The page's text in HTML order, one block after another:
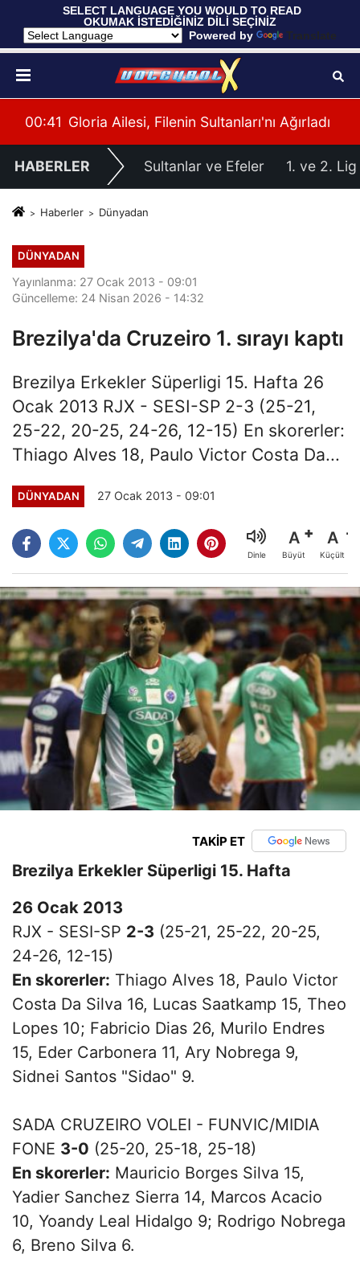
SELECT LANGUAGE YOU WOULD TO READ
OKUMAK İSTEDİĞİNİZ DİLİ SEÇİNİZ
Powered by
Translate
00:41 Gloria Ailesi, Filenin Sultanları'nı Ağırladı
HABERLER Sultanlar ve Efeler 1. ve 2. Lig
Haberler Dünyadan
DÜNYADAN
Yayınlanma: 27 Ocak 2013 - 09:01
Güncelleme: 24 Nisan 2026 - 14:32
Brezilya'da Cruzeiro 1. sırayı kaptı
Brezilya Erkekler Süperligi 15. Hafta 26
Ocak 2013 RJX - SESI-SP 2-3 (25-21,
25-22, 20-25, 24-26, 12-15) En skorerler:
Thiago Alves 18, Paulo Victor Costa Da...
DÜNYADAN 27 Ocak 2013 - 09:01
Dinle
A
Büyüt
A
Küçült
TAKİP ET
Brezilya Erkekler Süperligi 15. Hafta
26 Ocak 2013
RJX - SESI-SP 2-3 (25-21, 25-22, 20-25,
24-26, 12-15)
En skorerler: Thiago Alves 18, Paulo Victor
Costa Da Silva 16, Lucas Saatkamp 15, Theo
Lopes 10; Fabricio Dias 26, Murilo Endres
15, Eder Carbonera 11, Ary Nobrega 9,
Sidnei Santos "Sidao" 9.
SADA CRUZEIRO VOLEI - FUNVIC/MIDIA
FONE 3-0 (25-20, 25-18, 25-18)
En skorerler: Mauricio Borges Silva 15,
Yadier Sanchez Sierra 14, Marcos Acacio
10, Yoandy Leal Hidalgo 9; Rodrigo Nobrega
6, Breno Silva 6.